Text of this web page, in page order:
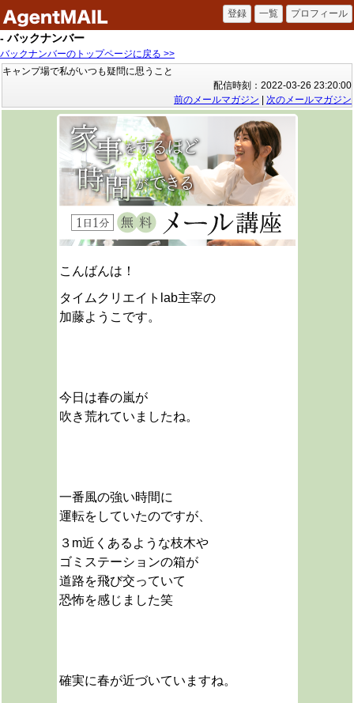
- バックナンバー
バックナンバーのトップページに戻る >>
キャンプ場で私がいつも疑問に思うこと
配信時刻：2022-03-26 23:20:00
前のメールマガジン
次のメールマガジン
こんばんは！
タイムクリエイトlab主宰の
加藤ようこです。
今日は春の嵐が
吹き荒れていましたね。
一番風の強い時間に
運転をしていたのですが、
３m近くあるような枝木や
ゴミステーションの箱が
道路を飛び交っていて
恐怖を感じました笑
確実に春が近づいていますね。